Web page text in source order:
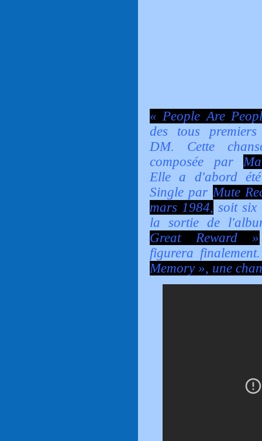
« People Are
des tous premiers
DM. Cette
composée par
Elle a d'abord
Single par Mute
mars 1984, soit six
la sortie de
Great Reward »
figurera
Memory », une